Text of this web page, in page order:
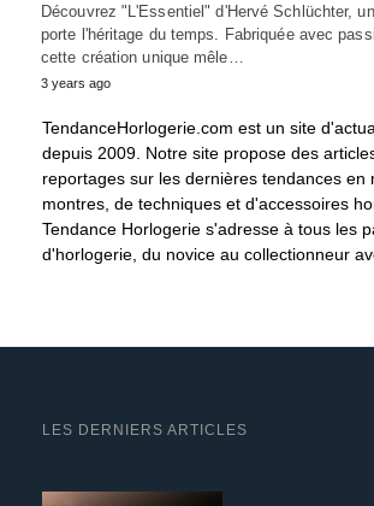
Découvrez "L'Essentiel" d'Hervé Schlüchter,
porte l'héritage du temps. Fabriquée avec
cette création unique mêle…
3 years ago
TendanceHorlogerie.com est un site
depuis 2009. Notre site propose des
reportages sur les dernières tendances en
montres, de techniques et d'accessoires
Tendance Horlogerie s'adresse à tous les
d'horlogerie, du novice au collectionneur
LES DERNIERS ARTICLES